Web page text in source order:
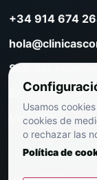
+34 914 674
Solicitar reunión
Blog de
Ver precios
Usamos
cookies de
o rechazar las
Política de